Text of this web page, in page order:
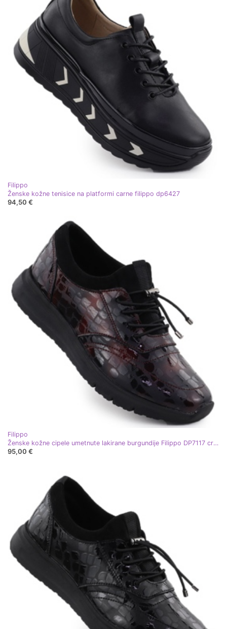
Filippo
Ženske kožne tenisice na platformi carne filippo dp6427
94,50 €
Filippo
Ženske kožne cipele umetnute lakirane burgundije Filippo DP7117 crvena
95,00 €